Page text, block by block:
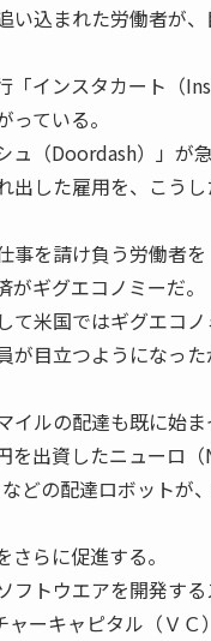
い込まれた労働者が
インスタカート（
ている。
（Doordash）」が
出した雇用を、こう
を請け負う労働者を
ギグエコノミーだ。
米国ではギグエコノ
が目立つようになっ
ルの配達も既に始ま
を出資したニューロ
どの配達ロボットが
らに促進する。
トウエアを開発す
ャーキャピタル（Ｖ